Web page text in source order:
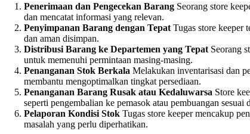
Penerimaan dan Pengecekan Barang Seorang store
dan mencatat informasi yang relevan.
Penyimpanan Barang dengan Tepat Tugas store keeper
dan aman disimpan.
Distribusi Barang ke Departemen yang Tepat Seorang
untuk memenuhi permintaan masing-masing.
Penanganan Stok Berkala Melakukan inventarisasi dan
membantu mengoptimalkan tingkat persediaan.
Penanganan Barang Rusak atau Kedaluwarsa Store
seperti pengembalian ke pemasok atau pembuangan sesuai
Pelaporan Kondisi Stok Tugas store keeper mencakup
masalah yang perlu diperhatikan.